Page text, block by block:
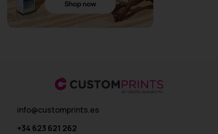
info@customprints.es
+34 623 621 262